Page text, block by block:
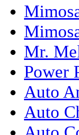
Mr.
Power
Auto
Auto